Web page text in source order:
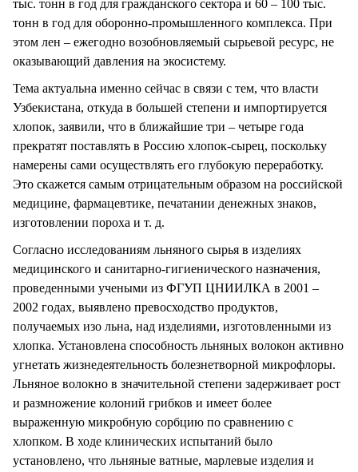
тыс. тонн в год для гражданского сектора и 60 – 100 тыс.
тонн в год для оборонно-промышленного комплекса. При
этом лен – ежегодно возобновляемый сырьевой ресурс, не
оказывающий давления на экосистему.
Тема актуальна именно сейчас в связи с тем, что власти
Узбекистана, откуда в большей степени и импортируется
хлопок, заявили, что в ближайшие три – четыре года
прекратят поставлять в Россию хлопок-сырец, поскольку
намерены сами осуществлять его глубокую переработку.
Это скажется самым отрицательным образом на российской
медицине, фармацевтике, печатании денежных знаков,
изготовлении пороха и т. д.
Согласно исследованиям льняного сырья в изделиях
медицинского и санитарно-гигиенического назначения,
проведенными учеными из ФГУП ЦНИИЛКА в 2001 –
2002 годах, выявлено превосходство продуктов,
получаемых изо льна, над изделиями, изготовленными из
хлопка. Установлена способность льняных волокон активно
угнетать жизнедеятельность болезнетворной микрофлоры.
Льняное волокно в значительной степени задерживает рост
и размножение колоний грибков и имеет более
выраженную микробную сорбцию по сравнению с
хлопком. В ходе клинических испытаний было
установлено, что льняные ватные, марлевые изделия и